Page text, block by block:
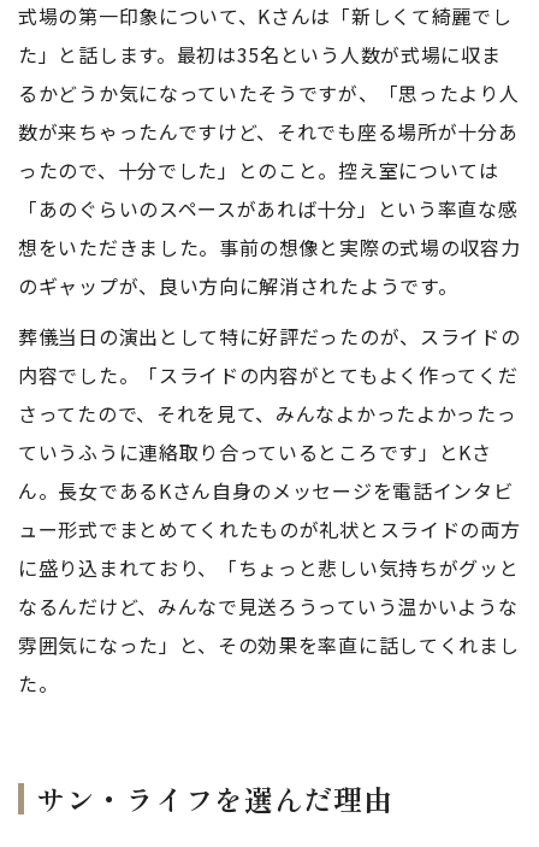
式場の第一印象について、Kさんは「新しくて綺麗でし
た」と話します。最初は35名という人数が式場に収ま
るかどうか気になっていたそうですが、「思ったより人
数が来ちゃったんですけど、それでも座る場所が十分あ
ったので、十分でした」とのこと。控え室については
「あのぐらいのスペースがあれば十分」という率直な感
想をいただきました。事前の想像と実際の式場の収容力
のギャップが、良い方向に解消されたようです。
葬儀当日の演出として特に好評だったのが、スライドの
内容でした。「スライドの内容がとてもよく作ってくだ
さってたので、それを見て、みんなよかったよかったっ
ていうふうに連絡取り合っているところです」とKさ
ん。長女であるKさん自身のメッセージを電話インタビ
ュー形式でまとめてくれたものが礼状とスライドの両方
に盛り込まれており、「ちょっと悲しい気持ちがグッと
なるんだけど、みんなで見送ろうっていう温かいような
雰囲気になった」と、その効果を率直に話してくれまし
た。
サン・ライフを選んだ理由